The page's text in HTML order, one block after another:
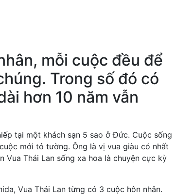
mỗi cuộc đều để
Trong số đó có
hơn 10 năm vẫn
tại một khách sạn 5 sao ở Đức. Cuộc sống
mới tỏ tường. Ông là vị vua giàu có nhất
Vua Thái Lan sống xa hoa là chuyện cực kỳ
Vua Thái Lan từng có 3 cuộc hôn nhân.